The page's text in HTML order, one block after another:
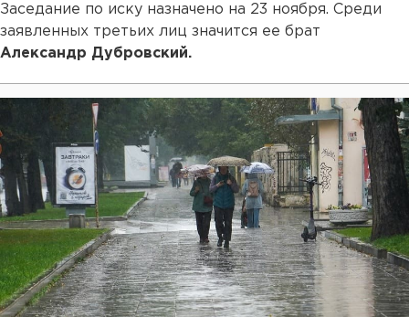
Заседание по иску назначено на 23 ноября. Среди
заявленных третьих лиц значится ее брат
Александр Дубровский.